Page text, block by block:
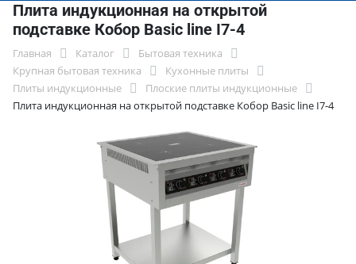
Плита индукционная на открытой
подставке Кобор Basic line I7-4
Главная Каталог
Бытовая техника
Крупная бытовая техника
Кухонные плиты
Плиты индукционные
Плоские плиты индукционные
Плита индукционная на открытой подставке Кобор Basic line I7-4